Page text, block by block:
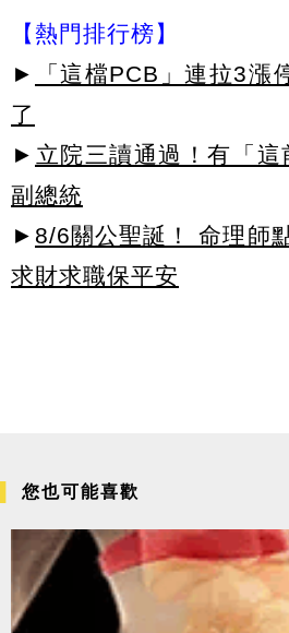
【熱門排行榜】
►
「這檔PCB」連拉3漲
了
► 立院三讀通過！有「
副總統
► 8/6關公聖誕！ 命理師
求財求職保平安
您也可能喜歡